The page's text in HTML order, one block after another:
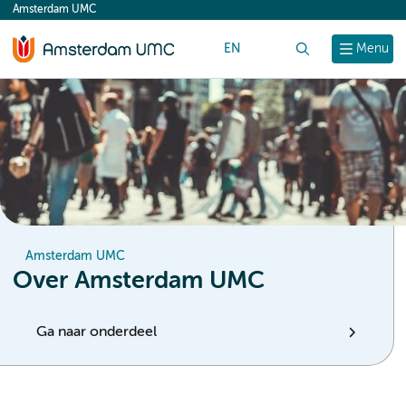
content
Menu
Amsterdam UMC
EN
Amsterdam UMC
Over Amsterdam UMC
Ga naar onderdeel